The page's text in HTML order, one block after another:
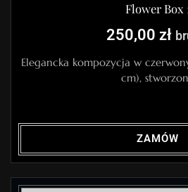
Flower Box
250,00 zł
Elegancka kompozycja w
cm),
ZAMÓW